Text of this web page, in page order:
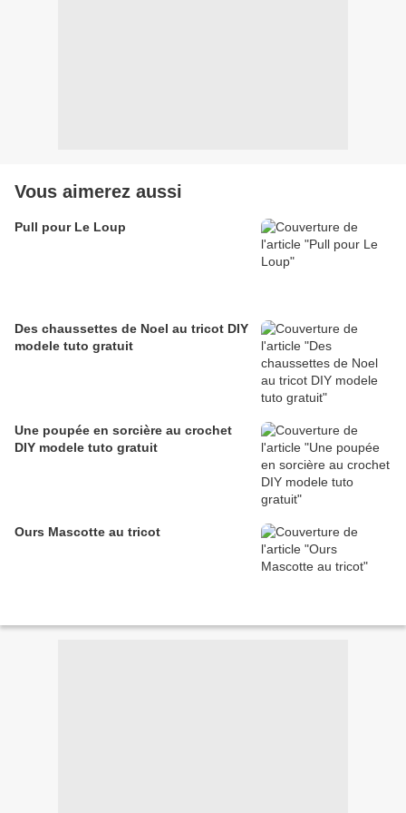
Vous aimerez aussi
Pull pour Le Loup
Des chaussettes de Noel au tricot DIY
modele tuto gratuit
Une poupée en sorcière au crochet
DIY modele tuto gratuit
Ours Mascotte au tricot